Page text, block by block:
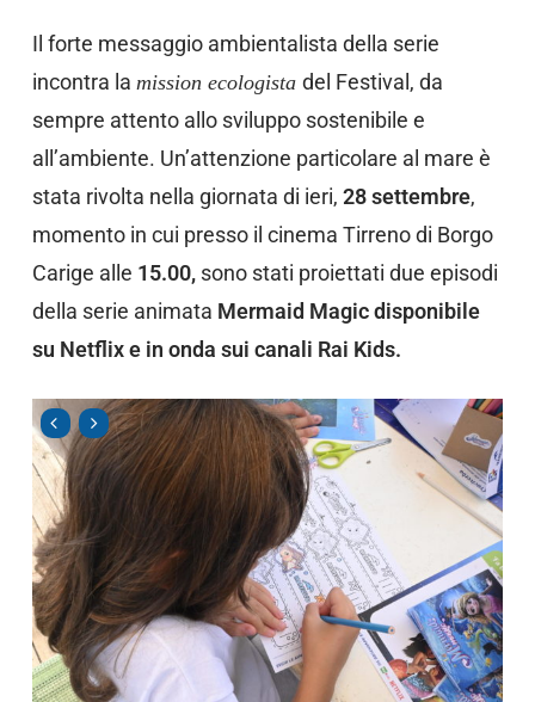
Il forte messaggio ambientalista della serie
incontra la mission ecologista del Festival, da
sempre attento allo sviluppo sostenibile e
all’ambiente. Un’attenzione particolare al mare è
stata rivolta nella giornata di ieri, 28 settembre,
momento in cui presso il cinema Tirreno di Borgo
Carige alle 15.00,sono stati proiettati due episodi
della serie animata Mermaid Magic disponibile
su Netflix e in onda sui canali Rai Kids.